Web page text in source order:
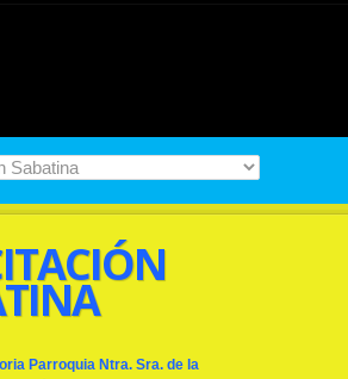
Parroquia Ntra. Sra. de la